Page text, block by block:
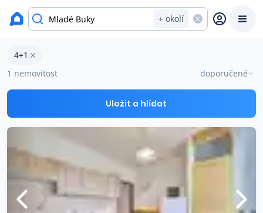
+ okolí
Prodat
Prodej s Reas.cz
Ceny prodaných nemovitostí
Okamžitý výkup
okres Trutnov
Byty 4+1 na prodej Mladé Buky
4+1
1 nemovitost
doporučené
Uložit a hlídat